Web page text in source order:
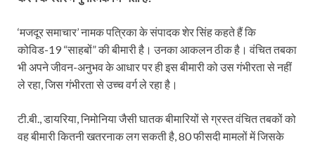
‘मजदूर समाचार’ नामक पत्रिका के संपादक शेर सिंह कहते हैं कि
कोविड-19 “साहबों” की बीमारी है। उनका आकलन ठीक है। वंचित तबका
भी अपने जीवन-अनुभव के आधार पर ही इस बीमारी को उस गंभीरता से नहीं
ले रहा, जिस गंभीरता से उच्च वर्ग ले रहा है।
टी.बी., डायरिया, निमोनिया जैसी घातक बीमारियों से ग्रस्त वंचित तबकों को
वह बीमारी कितनी खतरनाक लग सकती है, 80 फीसदी मामलों में जिसके